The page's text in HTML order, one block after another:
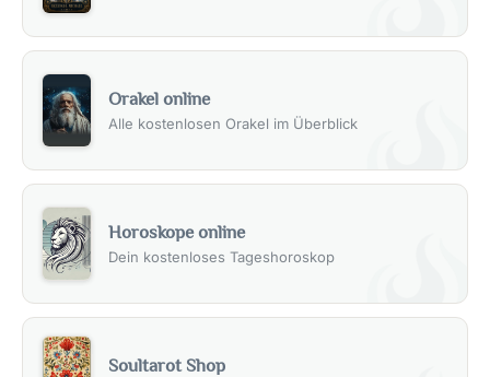
Orakel online
Alle kostenlosen Orakel im Überblick
Horoskope online
Dein kostenloses Tageshoroskop
Soultarot Shop